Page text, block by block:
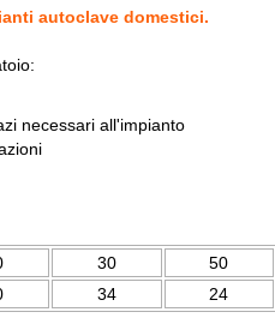
autoclave domestici.
necessari all'impianto
30
50
34 24